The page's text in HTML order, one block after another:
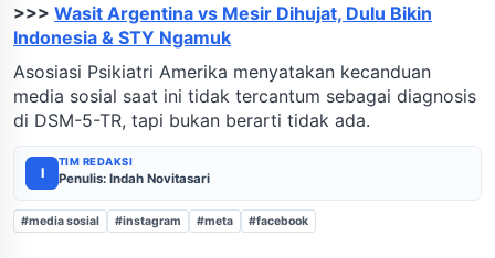
>>> Wasit Argentina vs Mesir Dihujat, Dulu Bikin
Indonesia & STY Ngamuk
Asosiasi Psikiatri Amerika menyatakan kecanduan
media sosial saat ini tidak tercantum sebagai diagnosis
di DSM-5-TR, tapi bukan berarti tidak ada.
I
TIM REDAKSI
Penulis: Indah Novitasari
#media sosial #instagram #meta #facebook